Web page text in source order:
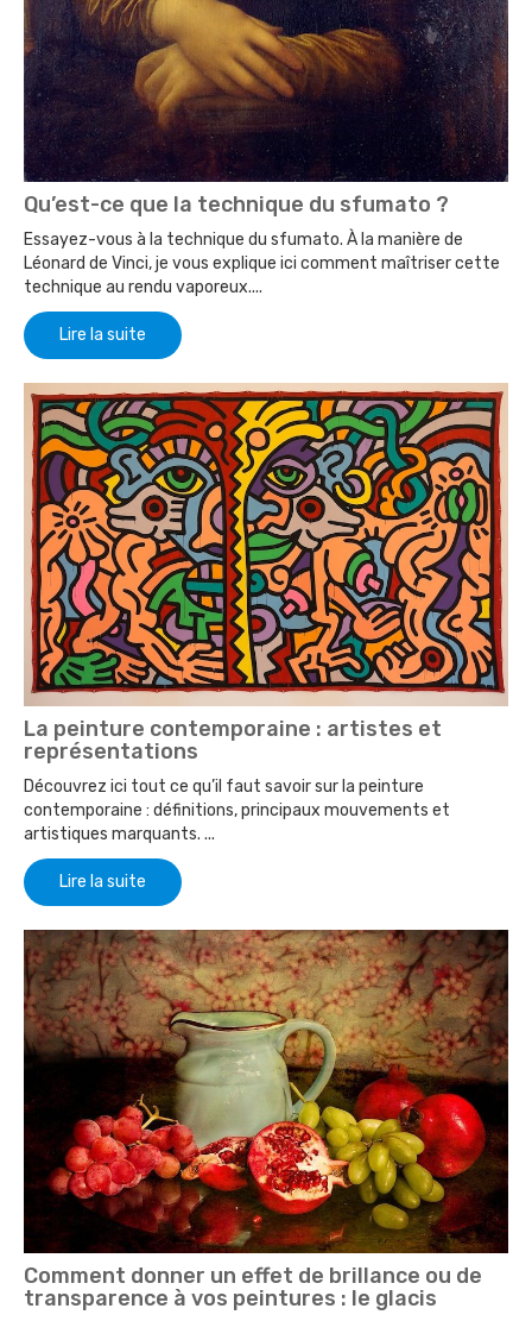
Qu’est-ce que la technique du sfumato ?
Essayez-vous à la technique du sfumato. À la manière de
Léonard de Vinci, je vous explique ici comment maîtriser cette
technique au rendu vaporeux....
Lire la suite
La peinture contemporaine : artistes et
représentations
Découvrez ici tout ce qu’il faut savoir sur la peinture
contemporaine : définitions, principaux mouvements et
artistiques marquants. ...
Lire la suite
Comment donner un effet de brillance ou de
transparence à vos peintures : le glacis